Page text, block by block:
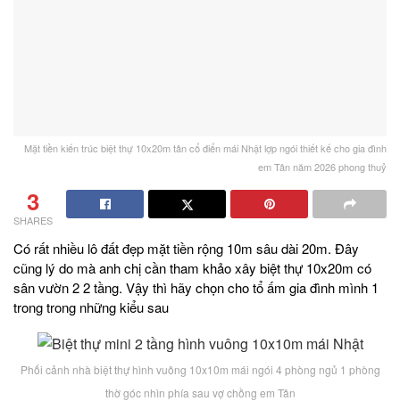
Mặt tiền kiến trúc biệt thự 10x20m tân cổ điển mái Nhật lợp ngói thiết kế cho gia đình
em Tân năm 2026 phong thuỷ
3
SHARES
Có rất nhiều lô đất đẹp mặt tiền rộng 10m sâu dài 20m. Đây
cũng lý do mà anh chị cần tham khảo xây biệt thự 10x20m có
sân vườn 2 2 tầng. Vậy thì hãy chọn cho tổ ấm gia đình mình 1
trong trong những kiểu sau
Phối cảnh nhà biệt thự hình vuông 10x10m mái ngói 4 phòng ngủ 1 phòng
thờ góc nhìn phía sau vợ chồng em Tân